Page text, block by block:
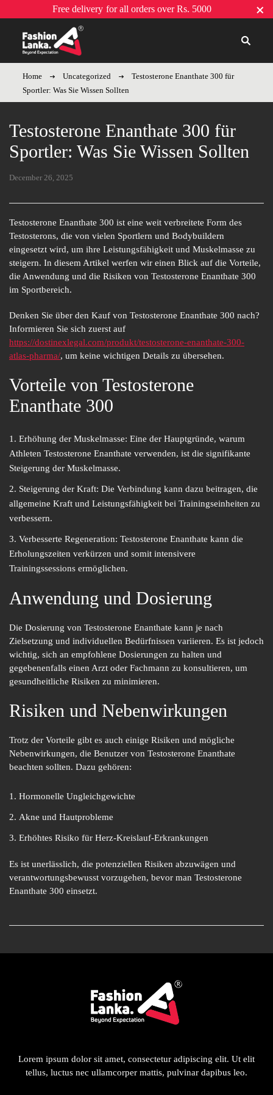
Free delivery for all orders over Rs. 5000
Home Uncategorized
Testosterone Enanthate 300 für
Sportler: Was Sie Wissen Sollten
Testosterone Enanthate 300 für
Sportler: Was Sie Wissen Sollten
December 26, 2025
Testosterone Enanthate 300 ist eine weit verbreitete Form des
Testosterons, die von vielen Sportlern und Bodybuildern
eingesetzt wird, um ihre Leistungsfähigkeit und Muskelmasse zu
steigern. In diesem Artikel werfen wir einen Blick auf die Vorteile,
die Anwendung und die Risiken von Testosterone Enanthate 300
im Sportbereich.
Denken Sie über den Kauf von Testosterone Enanthate 300 nach?
Informieren Sie sich zuerst auf
https://dostinexlegal.com/produkt/testosterone-enanthate-300-
atlas-pharma/, um keine wichtigen Details zu übersehen.
Vorteile von Testosterone
Enanthate 300
Erhöhung der Muskelmasse: Eine der Hauptgründe, warum
Athleten Testosterone Enanthate verwenden, ist die signifikante
Steigerung der Muskelmasse.
Steigerung der Kraft: Die Verbindung kann dazu beitragen, die
allgemeine Kraft und Leistungsfähigkeit bei Trainingseinheiten zu
verbessern.
Verbesserte Regeneration: Testosterone Enanthate kann die
Erholungszeiten verkürzen und somit intensivere
Trainingssessions ermöglichen.
Anwendung und Dosierung
Die Dosierung von Testosterone Enanthate kann je nach
Zielsetzung und individuellen Bedürfnissen variieren. Es ist jedoch
wichtig, sich an empfohlene Dosierungen zu halten und
gegebenenfalls einen Arzt oder Fachmann zu konsultieren, um
gesundheitliche Risiken zu minimieren.
Risiken und Nebenwirkungen
Trotz der Vorteile gibt es auch einige Risiken und mögliche
Nebenwirkungen, die Benutzer von Testosterone Enanthate
beachten sollten. Dazu gehören:
Hormonelle Ungleichgewichte
Akne und Hautprobleme
Erhöhtes Risiko für Herz-Kreislauf-Erkrankungen
Es ist unerlässlich, die potenziellen Risiken abzuwägen und
verantwortungsbewusst vorzugehen, bevor man Testosterone
Enanthate 300 einsetzt.
Lorem ipsum dolor sit amet, consectetur adipiscing elit. Ut elit
tellus, luctus nec ullamcorper mattis, pulvinar dapibus leo.